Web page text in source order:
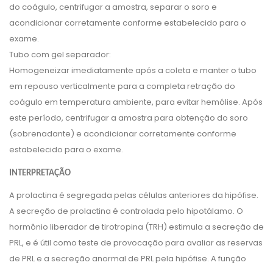
do coágulo, centrifugar a amostra, separar o soro e
acondicionar corretamente conforme estabelecido para o
exame.
Tubo com gel separador:
Homogeneizar imediatamente após a coleta e manter o tubo
em repouso verticalmente para a completa retração do
coágulo em temperatura ambiente, para evitar hemólise. Após
este período, centrifugar a amostra para obtenção do soro
(sobrenadante) e acondicionar corretamente conforme
estabelecido para o exame.
INTERPRETAÇÃO
A prolactina é segregada pelas células anteriores da hipófise.
A secreção de prolactina é controlada pelo hipotálamo. O
hormônio liberador de tirotropina (TRH) estimula a secreção de
PRL, e é útil como teste de provocação para avaliar as reservas
de PRL e a secreção anormal de PRL pela hipófise. A função